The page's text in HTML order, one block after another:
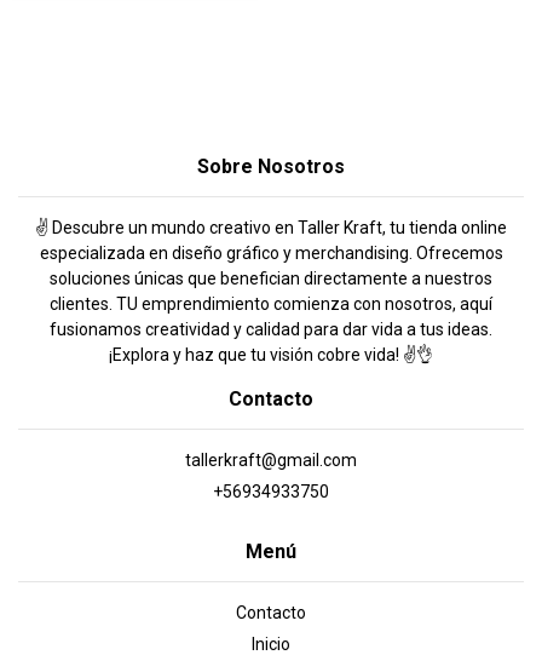
Sobre Nosotros
✌️ Descubre un mundo creativo en Taller Kraft, tu tienda online
especializada en diseño gráfico y merchandising. Ofrecemos
soluciones únicas que benefician directamente a nuestros
clientes. TU emprendimiento comienza con nosotros, aquí
fusionamos creatividad y calidad para dar vida a tus ideas.
¡Explora y haz que tu visión cobre vida! ✌️👌
Contacto
tallerkraft@gmail.com
+56934933750
Menú
Contacto
Inicio